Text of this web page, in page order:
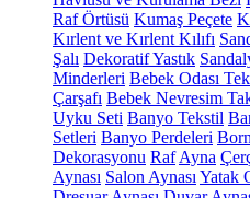
Raf Örtüsü Kumaş Peçete
Kırlent ve Kırlent Kılıfı
Şalı Dekoratif Yastık
Minderleri Bebek Odası
Çarşafı Bebek Nevresim
Uyku Seti Banyo Tekstil
Setleri Banyo Perdeleri
Dekorasyonu Raf Ayna
Aynası Salon Aynası Yatak